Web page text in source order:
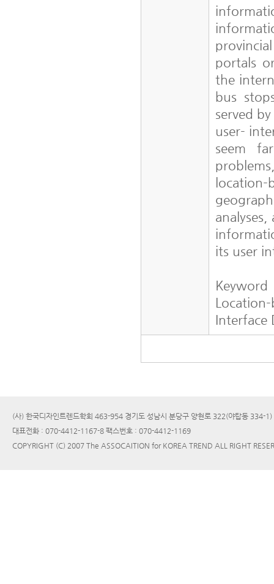
portals
the
bus
served
user-
seem
its user
Keyword
Interface
(사) 한국디자인트렌드학회 463-954 경기도 성남시 분당구 양현로 322(야탑동 334-
대표전화 : 070-4412-1167-8 팩스번호 : 070-4412-1169
COPYRIGHT (C) 2007 The ASSOCAITION for KOREA TREND ALL RIGHT